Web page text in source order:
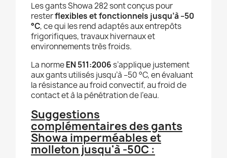
Les gants Showa 282 sont conçus pour
resterflexibles et fonctionnels jusqu’à –50
°C, ce qui les rend adaptés aux entrepôts
frigorifiques, travaux hivernaux et
environnements très froids.
La normeEN 511:2006s’applique justement
aux gants utilisés jusqu’à –50 °C, en évaluant
la résistance au froid convectif, au froid de
contact et à la pénétration de l’eau.
Suggestions
complémentaires des gants
Showa imperméables et
molleton jusqu'à -50C :